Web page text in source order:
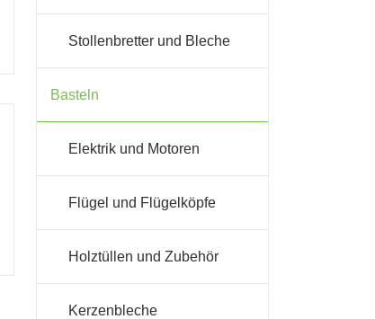
Stollenbretter und Bleche
Basteln
Elektrik und Motoren
Flügel und Flügelköpfe
Holztüllen und Zubehör
Kerzenbleche